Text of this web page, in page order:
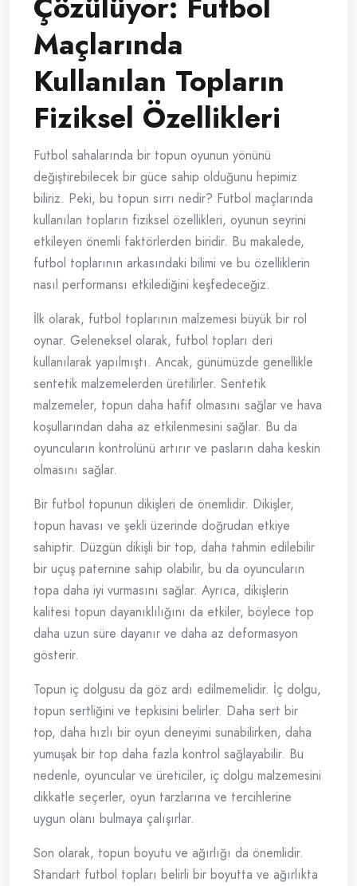
Maçlarında
Kullanılan Topların
Fiziksel Özellikleri
Futbol sahalarında bir topun oyunun yönünü
değiştirebilecek bir güce sahip olduğunu hepimiz
biliriz. Peki, bu topun sırrı nedir? Futbol maçlarında
kullanılan topların fiziksel özellikleri, oyunun seyrini
etkileyen önemli faktörlerden biridir. Bu makalede,
futbol toplarının arkasındaki bilimi ve bu özelliklerin
nasıl performansı etkilediğini keşfedeceğiz.
İlk olarak, futbol toplarının malzemesi büyük bir rol
oynar. Geleneksel olarak, futbol topları deri
kullanılarak yapılmıştı. Ancak, günümüzde genellikle
sentetik malzemelerden üretilirler. Sentetik
malzemeler, topun daha hafif olmasını sağlar ve hava
koşullarından daha az etkilenmesini sağlar. Bu da
oyuncuların kontrolünü artırır ve pasların daha keskin
olmasını sağlar.
Bir futbol topunun dikişleri de önemlidir. Dikişler,
topun havası ve şekli üzerinde doğrudan etkiye
sahiptir. Düzgün dikişli bir top, daha tahmin edilebilir
bir uçuş paternine sahip olabilir, bu da oyuncuların
topa daha iyi vurmasını sağlar. Ayrıca, dikişlerin
kalitesi topun dayanıklılığını da etkiler, böylece top
daha uzun süre dayanır ve daha az deformasyon
gösterir.
Topun iç dolgusu da göz ardı edilmemelidir. İç dolgu,
topun sertliğini ve tepkisini belirler. Daha sert bir
top, daha hızlı bir oyun deneyimi sunabilirken, daha
yumuşak bir top daha fazla kontrol sağlayabilir. Bu
nedenle, oyuncular ve üreticiler, iç dolgu malzemesini
dikkatle seçerler, oyun tarzlarına ve tercihlerine
uygun olanı bulmaya çalışırlar.
Son olarak, topun boyutu ve ağırlığı da önemlidir.
Standart futbol topları belirli bir boyutta ve ağırlıkta